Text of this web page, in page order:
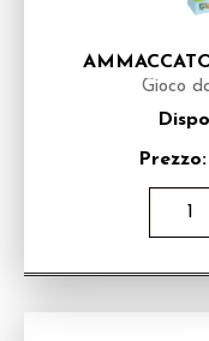
Gioco